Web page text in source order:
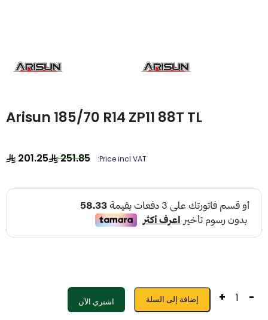
Arisun 185/70 R14 ZP11 88T TL
Price incl VAT:
251.85
201.25
-
+ إضافة إلى السلة اشتري الآن